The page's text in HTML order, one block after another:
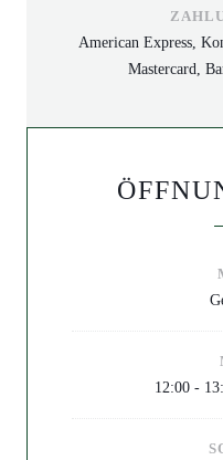
American Express,
Mastercard,
12:00 -